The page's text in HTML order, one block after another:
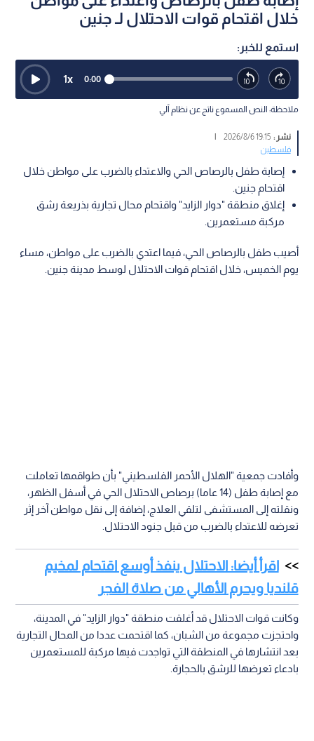
خلال اقتحام قوات الاحتلال لـ جنين
استمع للخبر:
0:00
1x
ملاحظة: النص المسموع ناتج عن نظام آلي
نشر :19:15 2026/8/6
|
فلسطين
إصابة طفل بالرصاص الحي والاعتداء بالضرب على مواطن خلال
اقتحام جنين.
إغلاق منطقة "دوار الزايد" واقتحام محال تجارية بذريعة رشق
مركبة مستعمرين.
أصيب طفل بالرصاص الحي، فيما اعتدي بالضرب على مواطن، مساء
يوم الخميس، خلال اقتحام قوات الاحتلال لوسط مدينة جنين.
وأفادت جمعية "الهلال الأحمر الفلسطيني" بأن طواقمها تعاملت
مع إصابة طفل (14 عاما) برصاص الاحتلال الحي في أسفل الظهر،
ونقلته إلى المستشفى لتلقي العلاج، إضافة إلى نقل مواطن آخر إثر
تعرضه للاعتداء بالضرب من قبل جنود الاحتلال.
اقرأ أيضا: الاحتلال ينفذ أوسع اقتحام لمخيم
قلنديا ويحرم الأهالي من صلاة الفجر
وكانت قوات الاحتلال قد أغلقت منطقة "دوار الزايد" في المدينة،
واحتجزت مجموعة من الشبان، كما اقتحمت عددا من المحال التجارية
بعد انتشارها في المنطقة التي تواجدت فيها مركبة للمستعمرين
بادعاء تعرضها للرشق بالحجارة.